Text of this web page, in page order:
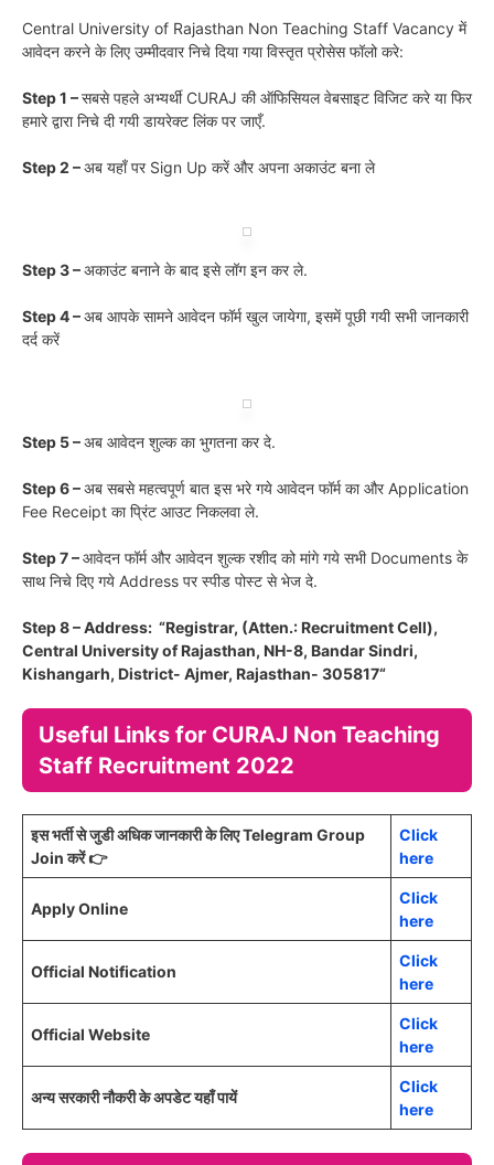
Central University of Rajasthan Non Teaching Staff Vacancy में
आवेदन करने के लिए उम्मीदवार निचे दिया गया विस्तृत प्रोसेस फॉलो करे:
Step 1 –सबसे पहले अभ्यर्थी CURAJ की ऑफिसियल वेबसाइट विजिट करे या फिर
हमारे द्वारा निचे दी गयी डायरेक्ट लिंक पर जाएँ.
Step 2 –अब यहाँ पर Sign Up करें और अपना अकाउंट बना ले
Step 3 –अकाउंट बनाने के बाद इसे लॉग इन कर ले.
Step 4 –अब आपके सामने आवेदन फॉर्म खुल जायेगा, इसमें पूछी गयी सभी जानकारी
दर्द करें
Step 5 –अब आवेदन शुल्क का भुगतना कर दे.
Step 6 –अब सबसे महत्वपूर्ण बात इस भरे गये आवेदन फॉर्म का और Application
Fee Receipt का प्रिंट आउट निकलवा ले.
Step 7 –आवेदन फॉर्म और आवेदन शुल्क रशीद को मांगे गये सभी Documents के
साथ निचे दिए गये Address पर स्पीड पोस्ट से भेज दे.
Step 8 – Address: “Registrar, (Atten.: Recruitment Cell),
Central University of Rajasthan, NH-8, Bandar Sindri,
Kishangarh, District- Ajmer, Rajasthan- 305817“
Useful Links for CURAJ Non Teaching
Staff Recruitment 2022
इस भर्ती से जुडी अधिक जानकारी के लिए Telegram Group
Join करें 👉
Click
here
Apply Online
Click
here
Official Notification
Click
here
Official Website
Click
here
अन्य सरकारी नौकरी के अपडेट यहाँ पायें
Click
here